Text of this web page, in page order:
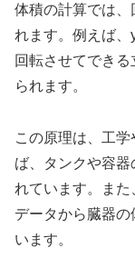
体積の計算では、
れます。例えば、
回転させてできる
られます。
この原理は、工
ば、タンクや容
れています。ま
データから臓器
います。